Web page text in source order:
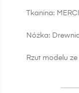
Tkanina:
Nóżka:
Rzut modelu